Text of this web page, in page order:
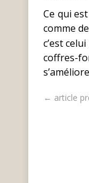
Ce qui
comme
c’est
coffres-
← article